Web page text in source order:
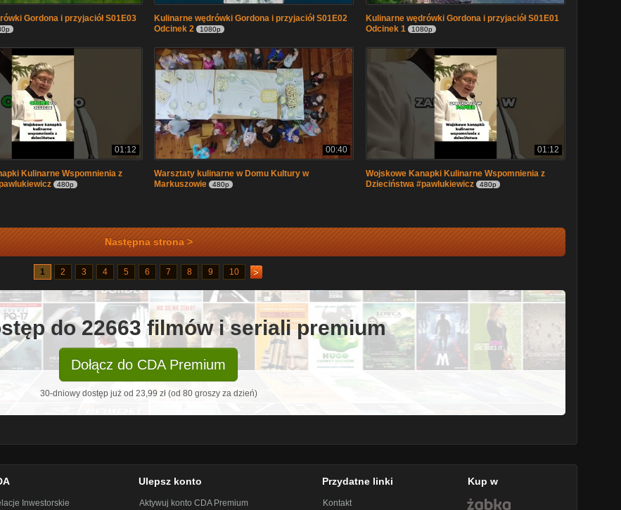
Gordona i przyjaciół S01E03
Kulinarne wędrówki Gordona i przyjaciół S01E02
Odcinek 2
1080p
Kulinarne wędrówki Gordona i przyjaciół S01E01
Odcinek 1
1080p
01:12
Kulinarne Wspomnienia z
480p
00:40
Warsztaty kulinarne w Domu Kultury w
Markuszowie
480p
01:12
Wojskowe Kanapki Kulinarne Wspomnienia z
Dzieciństwa #pawlukiewicz
480p
Następna strona >
1 2 3 4 5 6 7 8 9 10
do 22663 filmów i seriali premium
Dołącz do CDA Premium
30-dniowy dostęp już od 23,99 zł (od 80 groszy za dzień)
Inwestorskie
Ulepsz konto
Aktywuj konto CDA Premium
Przydatne linki
Kontakt
Kup w